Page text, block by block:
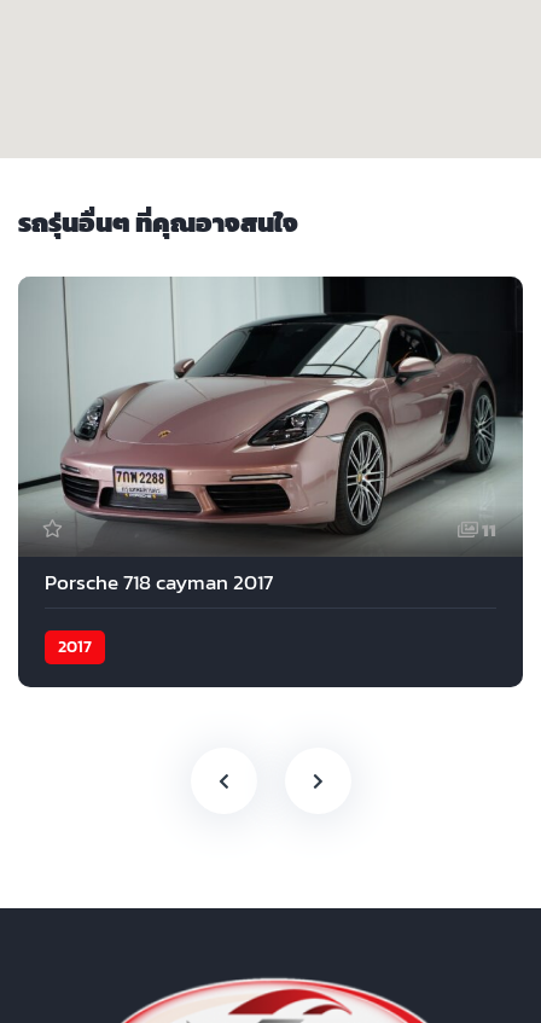
รถรุ่นอื่นๆ ที่คุณอาจสนใจ
11
Porsche 718 cayman 2017
2017